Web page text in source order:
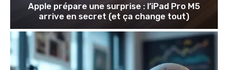
Apple prépare une surprise : l’iPad Pro M5
arrive en secret (et ça change tout)